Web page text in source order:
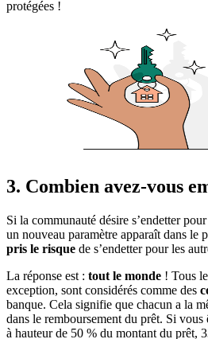
protégées !
3. Combien avez-vous
Si la communauté désire s’endetter
un nouveau paramètre apparaît dans le
pris le risque de s’endetter pour les
La réponse est : tout le monde ! Tous
exception, sont considérés comme des
banque. Cela signifie que chacun a la
dans le remboursement du prêt. Si vous
à hauteur de 50 % du montant du prêt,